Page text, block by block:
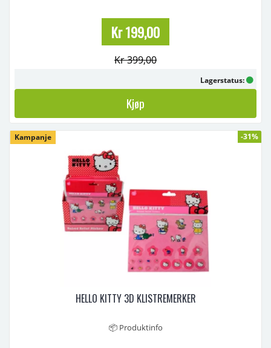
Kr 199,00
Kr 399,00
Lagerstatus:
Kjøp
Kampanje -31%
HELLO KITTY 3D KLISTREMERKER
📦 Produktinfo